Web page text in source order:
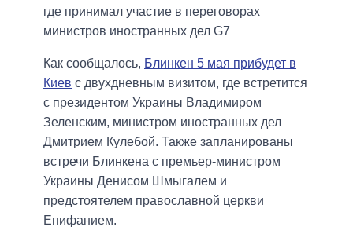
где принимал участие в переговорах
министров иностранных дел G7
Как сообщалось, Блинкен 5 мая прибудет в
Киев с двухдневным визитом, где встретится
с президентом Украины Владимиром
Зеленским, министром иностранных дел
Дмитрием Кулебой. Также запланированы
встречи Блинкена с премьер-министром
Украины Денисом Шмыгалем и
предстоятелем православной церкви
Епифанием.